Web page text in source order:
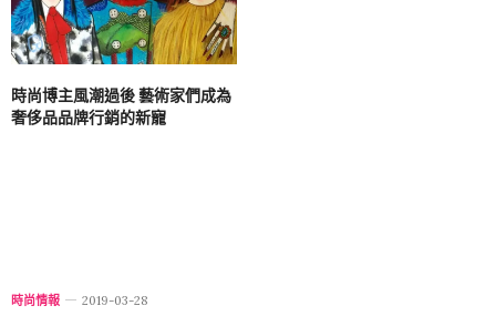
時尚博主風潮過後 藝術家們成為
奢侈品品牌行銷的新寵
時尚情報 2019-03-28